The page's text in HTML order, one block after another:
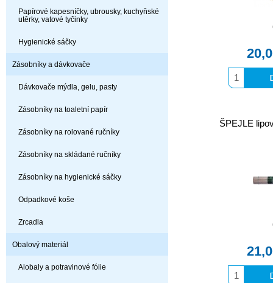
Papírové kapesníčky, ubrousky, kuchyňské
utěrky, vatové tyčinky
Hygienické sáčky
Zásobníky a dávkovače
Dávkovače mýdla, gelu, pasty
Zásobníky na toaletní papír
Zásobníky na rolované ručníky
Zásobníky na skládané ručníky
Zásobníky na hygienické sáčky
Odpadkové koše
Zrcadla
Obalový materiál
Alobaly a potravinové fólie
ŠPEJLE